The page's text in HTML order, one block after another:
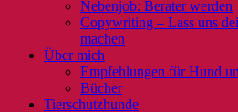
Nebenjob: Berater werden
Copywriting – Lass uns
machen
Über mich
Empfehlungen für Hund
Bücher
Tierschutzhunde